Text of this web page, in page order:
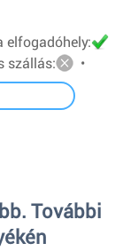
elfogadóhely:
szállás: •
További